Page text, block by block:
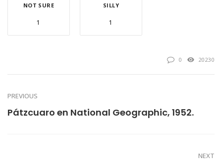
NOT SURE
1
SILLY
1
0 20230
PREVIOUS
Pátzcuaro en National Geographic, 1952.
NEXT